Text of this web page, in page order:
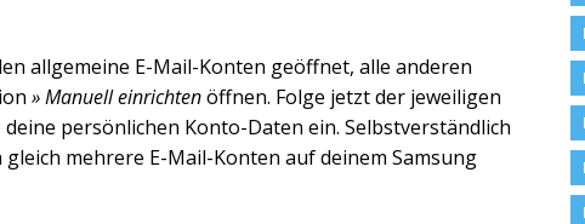
allgemeine E-Mail-Konten geöffnet, alle anderen
» Manuell einrichtenöffnen. Folge jetzt der jeweiligen
persönlichen Konto-Daten ein. Selbstverständlich
mehrere E-Mail-Konten auf deinem Samsung